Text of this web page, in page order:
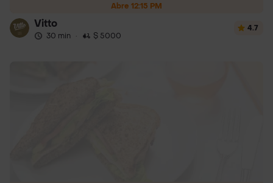
Abre 12:15 PM
Vitto
30 min · $ 5000
4.7